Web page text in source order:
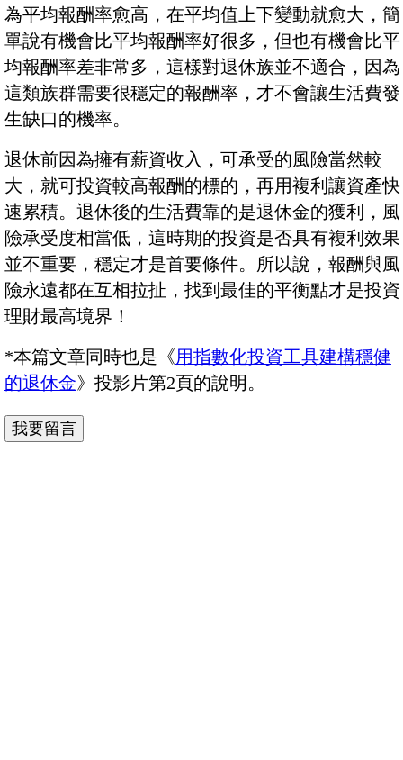
為平均報酬率愈高，在平均值上下變動就愈大，簡
單說有機會比平均報酬率好很多，但也有機會比平
均報酬率差非常多，這樣對退休族並不適合，因為
這類族群需要很穩定的報酬率，才不會讓生活費發
生缺口的機率。
退休前因為擁有薪資收入，可承受的風險當然較
大，就可投資較高報酬的標的，再用複利讓資產快
速累積。退休後的生活費靠的是退休金的獲利，風
險承受度相當低，這時期的投資是否具有複利效果
並不重要，穩定才是首要條件。所以說，報酬與風
險永遠都在互相拉扯，找到最佳的平衡點才是投資
理財最高境界！
*本篇文章同時也是《用指數化投資工具建構穩健
的退休金》投影片第2頁的說明。